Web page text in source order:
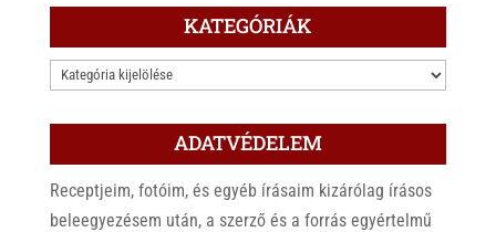
KATEGÓRIÁK
KATEGÓRIÁK
ADATVÉDELEM
Receptjeim, fotóim, és egyéb írásaim kizárólag írásos
beleegyezésem után, a szerző és a forrás egyértelmű